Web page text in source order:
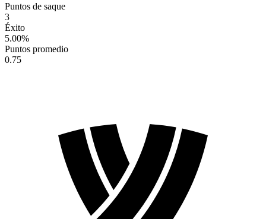
Puntos de saque
3
Éxito
5.00%
Puntos promedio
0.75